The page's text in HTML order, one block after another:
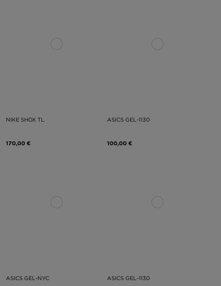
NIKE SHOX TL
170,00 €
ASICS GEL-1130
100,00 €
ASICS GEL-NYC ASICS GEL-1130